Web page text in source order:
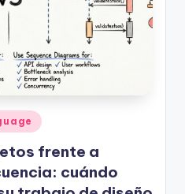
frente a
cuándo